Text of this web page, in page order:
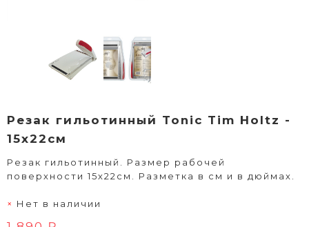
Резак гильотинный Tonic Tim Holtz -
15х22см
Резак гильотинный. Размер рабочей
поверхности 15х22см. Разметка в см и в дюймах.
Нет в наличии